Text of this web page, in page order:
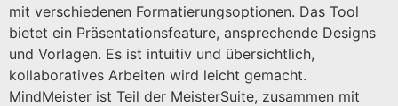
mit verschiedenen Formatierungsoptionen. Das Tool
bietet ein Präsentationsfeature, ansprechende Designs
und Vorlagen. Es ist intuitiv und übersichtlich,
kollaboratives Arbeiten wird leicht gemacht.
MindMeister ist Teil der MeisterSuite, zusammen mit